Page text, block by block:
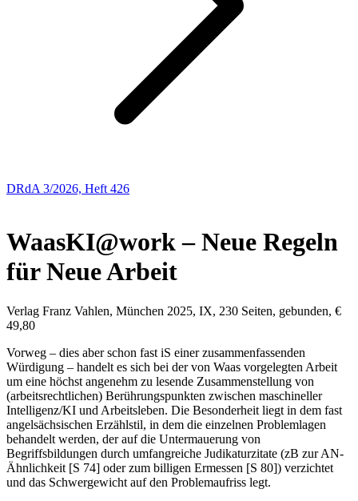
DRdA 3/2026, Heft 426
WaasKI@work – Neue Regeln
für Neue Arbeit
Verlag Franz Vahlen, München 2025, IX, 230 Seiten, gebunden, €
49,80
Vorweg – dies aber schon fast iS einer zusammenfassenden
Würdigung – handelt es sich bei der von Waas vorgelegten Arbeit
um eine höchst angenehm zu lesende Zusammenstellung von
(arbeitsrechtlichen) Berührungspunkten zwischen maschineller
Intelligenz/KI und Arbeitsleben. Die Besonderheit liegt in dem fast
angelsächsischen Erzählstil, in dem die einzelnen Problemlagen
behandelt werden, der auf die Untermauerung von
Begriffsbildungen durch umfangreiche Judikaturzitate (zB zur AN-
Ähnlichkeit [S 74] oder zum billigen Ermessen [S 80]) verzichtet
und das Schwergewicht auf den Problemaufriss legt.